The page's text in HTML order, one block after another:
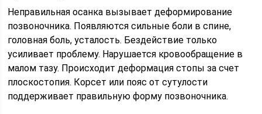
Неправильная осанка вызывает деформирование
позвоночника. Появляются сильные боли в спине,
головная боль, усталость. Бездействие только
усиливает проблему. Нарушается кровообращение в
малом тазу. Происходит деформация стопы за счет
плоскостопия. Корсет или пояс от сутулости
поддерживает правильную форму позвоночника.